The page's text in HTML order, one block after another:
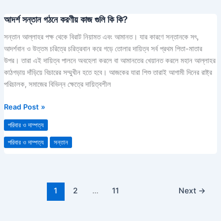
আদর্শ সন্তান গঠনে করণীয় কাজ গুলি কি কি?
সন্তান আল্লাহর পক্ষ থেকে বিরাট নিয়ামত এবং আমানত। যার কারণে সন্তানকে সৎ,
আদর্শবান ও উত্তম চরিত্রে চরিত্রবান করে গড়ে তোলার দায়িত্ব সর্ব প্রথম পিতা-মাতার
উপর। তারা এই দায়িত্ব পালনে অবহেলা করলে বা আমানতের খেয়ানত করলে মহান আল্লাহর
কাঠগড়ায় দাঁড়িয়ে বিচারের সম্মুখীন হতে হবে। আজকের যারা শিশু তারাই আগামী দিনের রাষ্ট্র
পরিচালক, সমাজের বিভিন্ন ক্ষেত্রে দায়িত্বশীল
আদর্শ
গঠনে
কাজ
কি?
Read Post »
পরিবার ও দাম্পত্য
পরিবার ও দাম্পত্য সন্তান
1 2 … 11 Next →